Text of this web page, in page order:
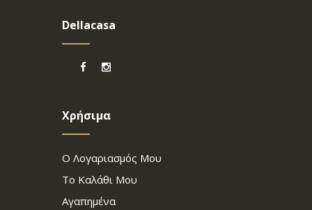
Dellacasa
Χρήσιμα
Ο Λογαριασμός Μου
Το Καλάθι Μου
Αγαπημένα